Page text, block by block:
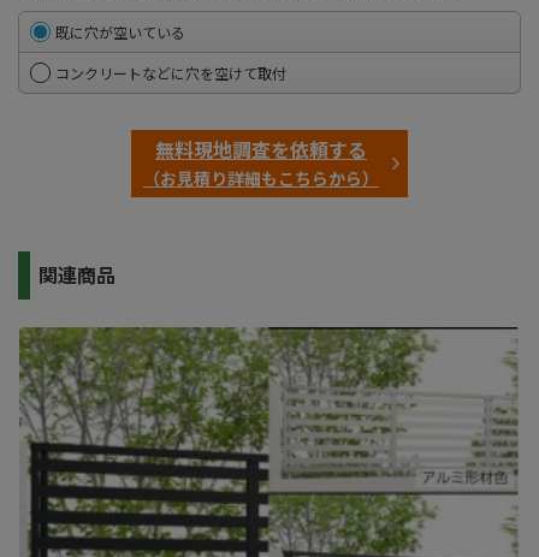
既に穴が空いている
コンクリートなどに穴を空けて取付
無料現地調査を依頼する
（お見積り詳細もこちらから）
関連商品